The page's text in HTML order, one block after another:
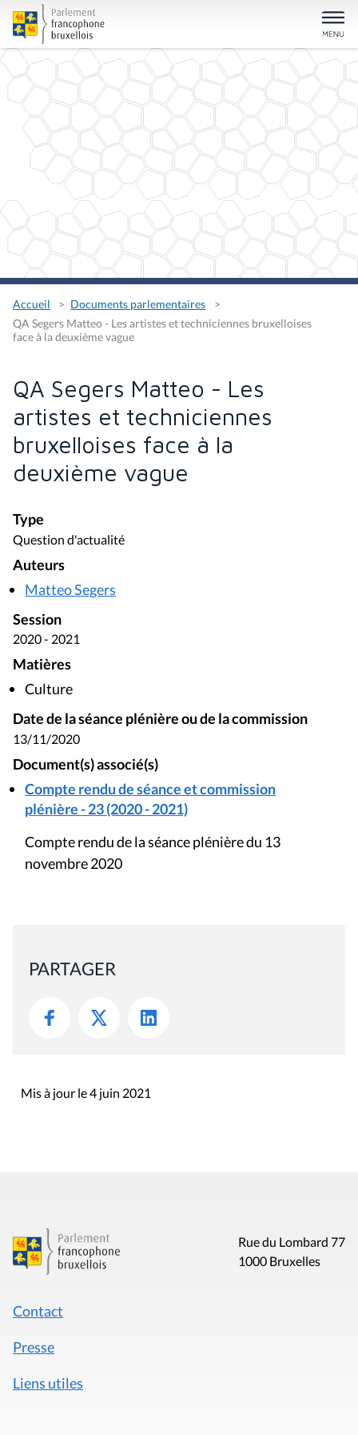
Accueil
Documents parlementaires
QA Segers Matteo - Les artistes et techniciennes bruxelloises
face à la deuxième vague
QA Segers Matteo - Les
artistes et techniciennes
bruxelloises face à la
deuxième vague
Type
Question d'actualité
Auteurs
Matteo Segers
Session
2020 - 2021
Matières
Culture
Date de la séance plénière ou de la commission
13/11/2020
Document(s) associé(s)
Compte rendu de séance et commission
plénière - 23 (2020 - 2021)
Compte rendu de la séance plénière du 13
novembre 2020
PARTAGER
Mis à jour le 4 juin 2021
Rue du Lombard 77
1000 Bruxelles
Contact
Presse
Liens utiles